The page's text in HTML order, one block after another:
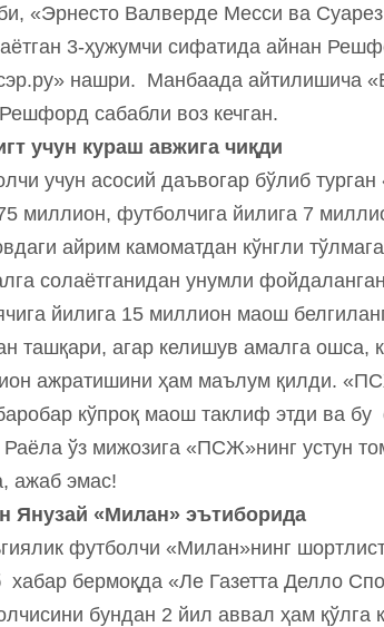
«Эрнесто Валверде Месси ва
3-ҳужумчи сифатида айнан
нашри. Манбаада айтилишича
сабабли воз кечган.
учун кураш авжига чиқди
учун асосий даъвогар бўлиб
миллион, футболчига йилига 7
айрим камоматдан кўнгли
солаётганидан унумли
йилига 15 миллион маош
ташқари, агар келишув амалга ошса,
ажратишини ҳам маълум қилди.
кўпроқ маош таклиф этди ва
ўз мижозига «ПСЖ»нинг устун
ажаб эмас!
Янузай «Милан» эътиборида
футболчи «Милан»нинг
бермоқда «Ле Газетта Делло
бундан 2 йил аввал ҳам қўлга